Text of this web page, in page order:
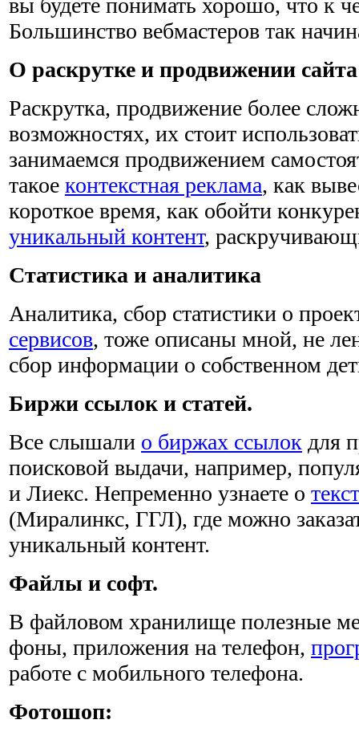
вы будете понимать хорошо, что к
Большинство вебмастеров так
О раскрутке и продвижении сайта
Раскрутка, продвижение более
возможностях, их стоит
занимаемся продвижением
такое контекстная реклама, как
короткое время, как обойти
уникальный контент,
Статистика и аналитика
Аналитика, сбор статистики о
сервисов, тоже описаны мной, не
сбор информации о собственном
Биржи ссылок и статей.
Все слышали о биржах ссылок для
поисковой выдачи, например,
и Лиекс. Непременно узнаете о
(Миралинкс, ГГЛ), где можно
уникальный контент.
Файлы и софт.
В файловом хранилище полезные
фоны, приложения на телефон,
работе с мобильного телефона.
Фотошоп: